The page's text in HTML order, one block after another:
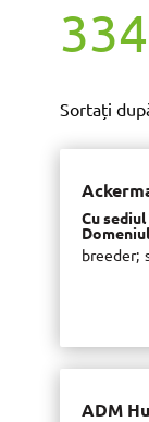
334
Sortați
Cu sediul
breeder
ADM